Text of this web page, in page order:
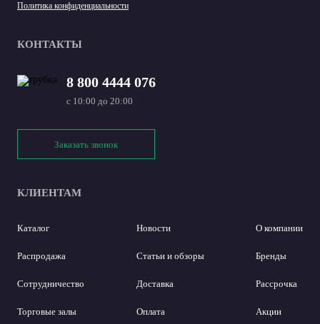
Политика конфиденциальности
КОНТАКТЫ
8 800 4444 076
с 10:00 до 20:00
Заказать звонок
КЛИЕНТАМ
Каталог
Распродажа
Сотрудничество
Торговые залы
Новости
Статьи и обзоры
Доставка
Оплата
О компании
Бренды
Рассрочка
Акции